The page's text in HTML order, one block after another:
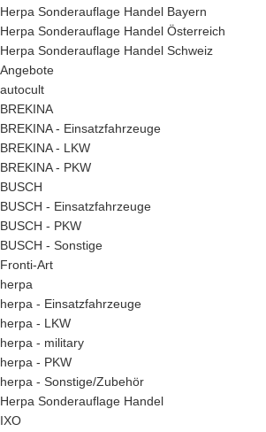
Herpa Sonderauflage Handel Bayern
Herpa Sonderauflage Handel Österreich
Herpa Sonderauflage Handel Schweiz
Angebote
autocult
BREKINA
BREKINA - Einsatzfahrzeuge
BREKINA - LKW
BREKINA - PKW
BUSCH
BUSCH - Einsatzfahrzeuge
BUSCH - PKW
BUSCH - Sonstige
Fronti-Art
herpa
herpa - Einsatzfahrzeuge
herpa - LKW
herpa - military
herpa - PKW
herpa - Sonstige/Zubehör
Herpa Sonderauflage Handel
IXO